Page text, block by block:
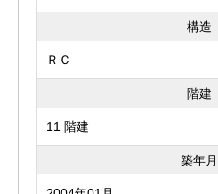
構造
ＲＣ
階建
11 階建
築年月